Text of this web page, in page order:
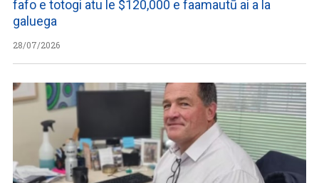
fafo e totogi atu le $120,000 e faamautū ai a la
galuega
28/07/2026